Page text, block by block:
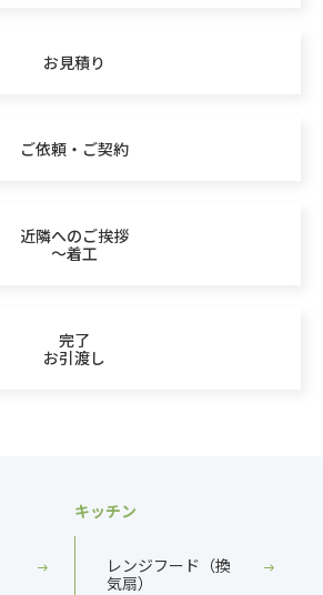
お見積り
ご依頼・ご契約
近隣へのご挨拶
～着工
完了
お引渡し
キッチン
レンジフード（換
気扇）